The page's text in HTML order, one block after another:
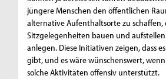
jüngere Menschen den öffentlichen
alternative Aufenthaltsorte zu schaffen,
Sitzgelegenheiten bauen und
anlegen. Diese Initiativen zeigen, dass
gibt, und es wäre wünschenswert,
solche Aktivitäten offensiv unterstützt.